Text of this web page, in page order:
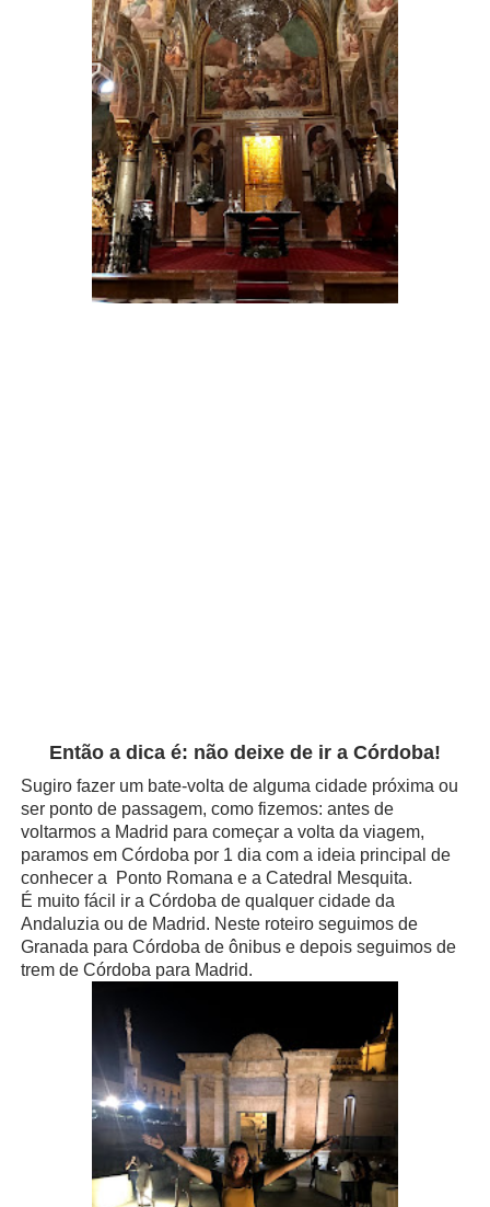
Então a dica é: não deixe de ir a Córdoba!
Sugiro fazer um bate-volta de alguma cidade próxima ou
ser ponto de passagem, como fizemos: antes de
voltarmos a Madrid para começar a volta da viagem,
paramos em Córdoba por 1 dia com a ideia principal de
conhecer a
Ponto Romana e a Catedral Mesquita.
É muito fácil ir a Córdoba de qualquer cidade da
Andaluzia ou de Madrid. Neste roteiro seguimos de
Granada para Córdoba de ônibus e depois seguimos de
trem de Córdoba para Madrid.